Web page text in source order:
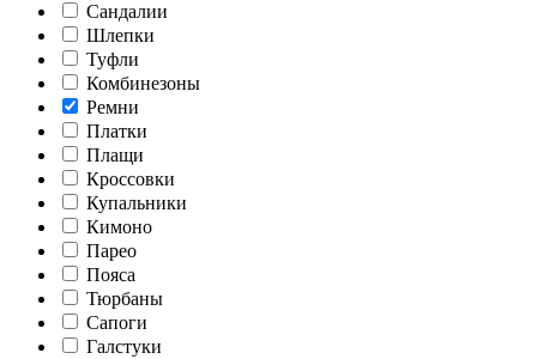
Сандалии
Шлепки
Туфли
Комбинезоны
Ремни
Платки
Плащи
Кроссовки
Купальники
Кимоно
Парео
Пояса
Тюрбаны
Сапоги
Галстуки